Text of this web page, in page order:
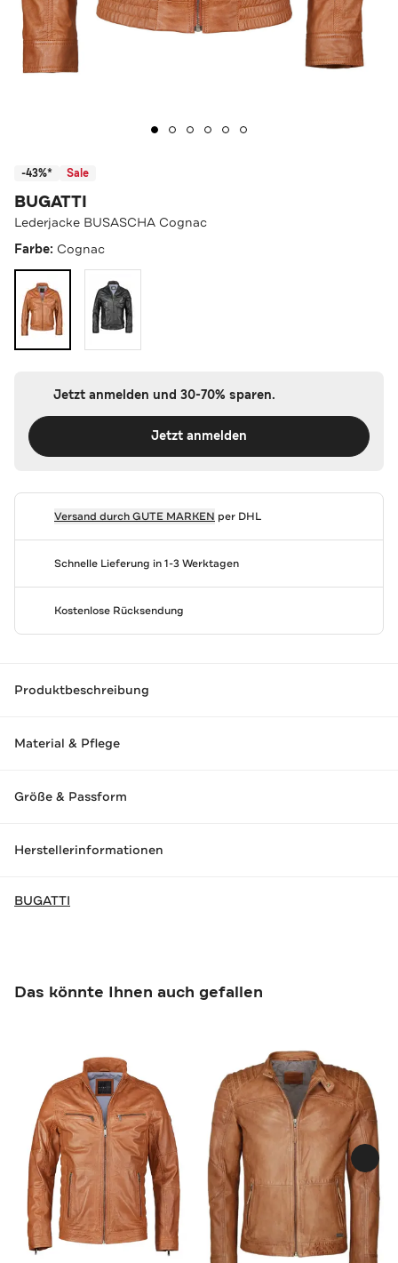
-43%* Sale
BUGATTI
Lederjacke BUSASCHA Cognac
Farbe: Cognac
Jetzt anmelden und 30-70% sparen.
Jetzt anmelden
Versand durchGUTE MARKEN per DHL
Schnelle Lieferung in 1-3 Werktagen
Kostenlose Rücksendung
Produktbeschreibung
Material & Pflege
Größe & Passform
Herstellerinformationen
BUGATTI
Das könnte Ihnen auch gefallen